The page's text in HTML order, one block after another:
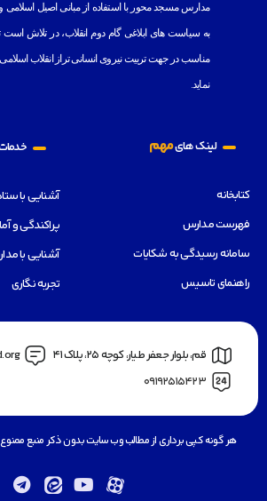
مدارس مسجد محور با استفاده از مبانى اصيل اسلامى و
بهسياست هاى ابلاغى گام دوم انقلاب، در تلاش است
مناسب در جهت تربيت نيروى انسانى تراز انقلاب
نمايد.
لینک هایمهم
کتابخانه
فهرست مدارس
سامانه رسیدگی به شکایات
راهنمای تاسیس
آشنایی با
پراکندگی و
آشنایی با
تجربه نگاری
قم، بلوار جعفر طيار، كوچه ٢٥، پلاک 41
09192515423
هر گونه کپی برداری از مطالب وب سایت بدون ذکر منبع